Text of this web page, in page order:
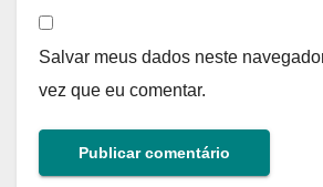
Salvar meus dados neste
vez que eu comentar.